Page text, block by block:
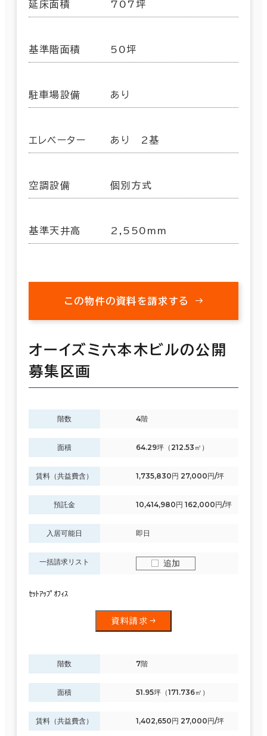
延床面積 707坪
基準階面積 50坪
駐車場設備 あり
エレベーター あり 2基
空調設備 個別方式
基準天井高 2,550mm
この物件の資料を請求する
オーイズミ六本木ビルの公開
募集区画
階数 4階
面積 64.29坪（212.53㎡）
賃料（共益費含） 1,735,830円 27,000円/坪
預託金 10,414,980円 162,000円/坪
入居可能日 即日
一括請求リスト 追加
ｾｯﾄｱｯﾌﾟｵﾌｨｽ
資料請求
階数 7階
面積 51.95坪（171.736㎡）
賃料（共益費含） 1,402,650円 27,000円/坪